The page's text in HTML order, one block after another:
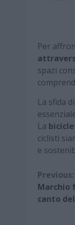
Per
spazi
La sfida
La
ciclisti
e
Previous:
Marchio
canto